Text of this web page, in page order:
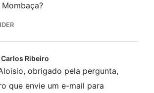
Ribeiro
obrigado pela pergunta,
que envie um e-mail para